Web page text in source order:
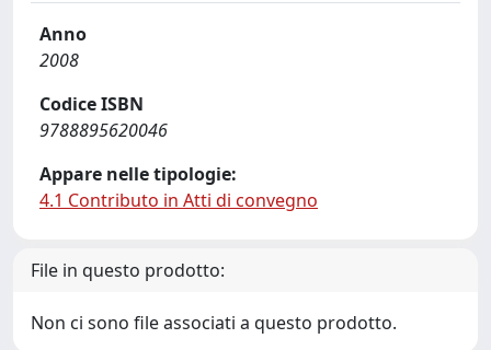
Anno
2008
Codice ISBN
9788895620046
Appare nelle tipologie:
4.1 Contributo in Atti di convegno
File in questo prodotto:
Non ci sono file associati a questo prodotto.